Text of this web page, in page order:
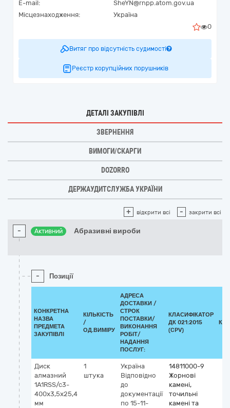
E-mail:
SheYN@rnpp.atom.gov.ua
Місцезнаходження:
Україна
0
Витяг про відсутність судимості
Реєстр корупційних порушників
ДЕТАЛІ ЗАКУПІВЛІ
ЗВЕРНЕННЯ
ВИМОГИ/СКАРГИ
DOZORRO
ДЕРЖАУДИТСЛУЖБА УКРАЇНИ
+ відкрити всі - закрити всі
- Активний Абразивні вироби
- Позиції
КОНКРЕТНА
НАЗВА
ПРЕДМЕТА
ЗАКУПІВЛІ
КІЛЬКІСТЬ
/
ОД.ВИМІРУ
АДРЕСА
ДОСТАВКИ /
СТРОК
ПОСТАВКИ/
ВИКОНАННЯ
РОБІТ/
НАДАННЯ
ПОСЛУГ:
КЛАСИФІКАТОР
ДК 021:2015
(CPV)
Диск
алмазний
1A1RSS/c3-
400х3,5х25,4
мм
1
штука
Україна
Відповідно
до
документації
по 15-11-
14811000-9
Жорнові
камені,
точильні
камені та